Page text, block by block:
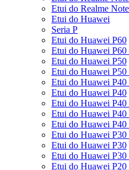
Etui do Realme
Etui do Huawei
Seria P
Etui do Huawei P60
Etui do Huawei P60
Etui do Huawei P50
Etui do Huawei P50
Etui do Huawei P40
Etui do Huawei P40
Etui do Huawei
Etui do Huawei
Etui do Huawei P40
Etui do Huawei P30
Etui do Huawei P30
Etui do Huawei
Etui do Huawei P20